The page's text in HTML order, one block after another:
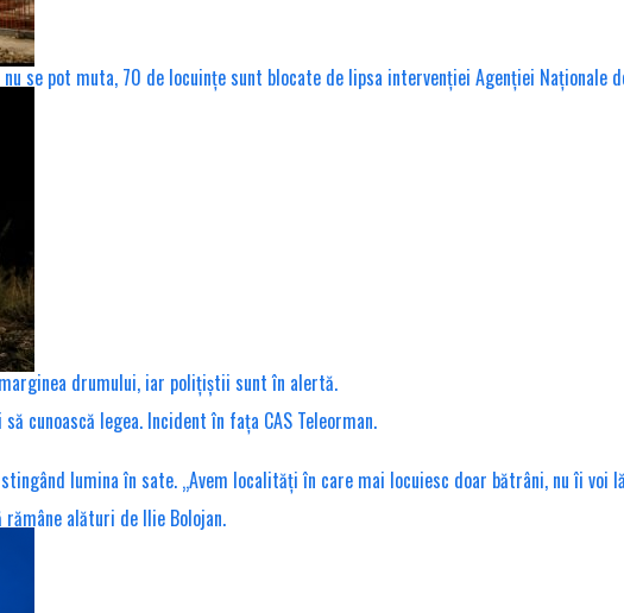
se pot muta, 70 de locuințe sunt blocate de lipsa intervenției Agenției Naționale
drumului, iar polițiștii sunt în alertă.
cunoască legea. Incident în fața CAS Teleorman.
lumina în sate. „Avem localități în care mai locuiesc doar bătrâni, nu îi
rămâne alături de Ilie Bolojan.